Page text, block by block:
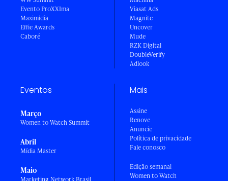
Evento ProXXIma
Maximídia
Effie Awards
Caboré
Viasat Ads
Magnite
Uncover
Mude
RZK Digital
DoubleVerify
Adlook
Eventos
Março
Women to Watch Summit
Abril
Mídia Master
Maio
Mais
Assine
Renove
Anuncie
Política de privacidade
Fale conosco
Edição semanal
Women to Watch